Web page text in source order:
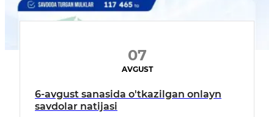
07
AVGUST
6-avgust sanasida o'tkazilgan onlayn
savdolar natijasi